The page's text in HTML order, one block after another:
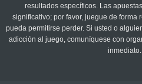
resultados específicos. Las
significativo; por favor, juegue de forma
pueda permitirse perder. Si usted o
adicción al juego, comuníquese con